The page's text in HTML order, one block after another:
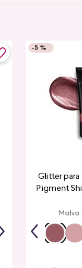
-5 %
Glitter para
Pigment
Malva